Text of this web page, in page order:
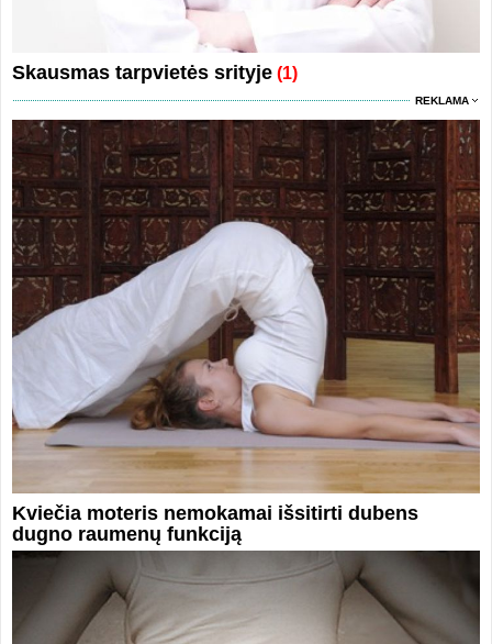
Skausmas tarpvietės srityje (1)
REKLAMA
Kviečia moteris nemokamai išsitirti dubens
dugno raumenų funkciją